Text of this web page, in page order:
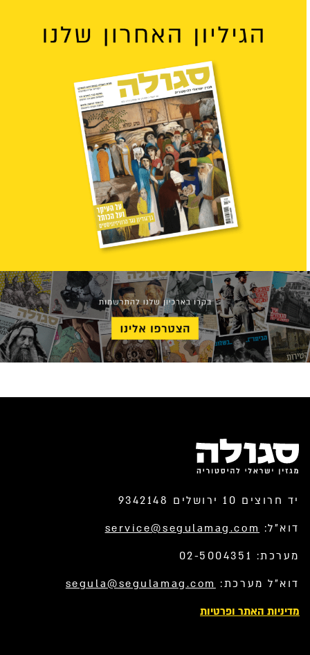
יד חרוצים 10 ירושלים 9342148
דוא”ל: service@segulamag.com
מערכת: 02-5004351
דוא”ל מערכת: segula@segulamag.com
מדיניות האתר ופרטיות